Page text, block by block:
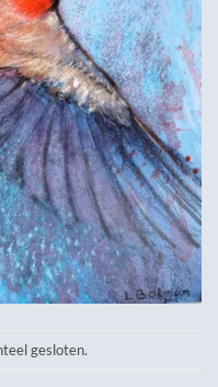
gesloten.